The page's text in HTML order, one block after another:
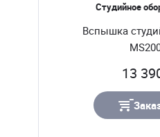
Студийное
Вспышка
13